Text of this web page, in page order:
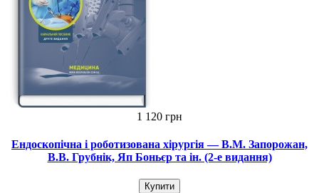
1 120 грн
Ендоскопічна і роботизована хірургія — В.М. Запорожан,
В.В. Грубнік, Яп Боньєр та ін. (2-е видання)
Купити